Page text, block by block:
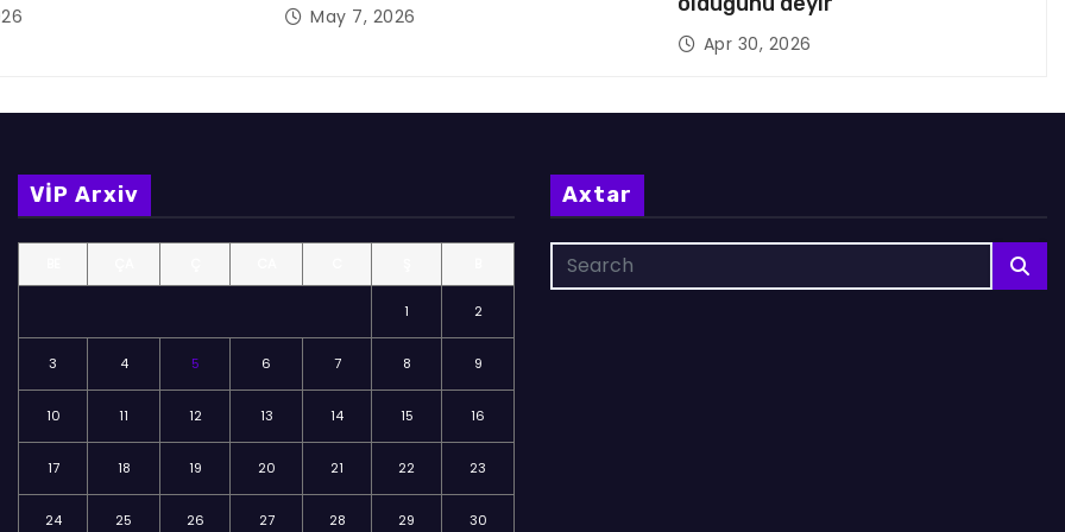
May 7, 2026
Apr 30, 2026
VİP Arxiv
1 2
3 4 5 6 7 8 9
10 11 12 13 14 15 16
17 18 19 20 21 22 23
24 25 26 27 28 29 30
Axtar